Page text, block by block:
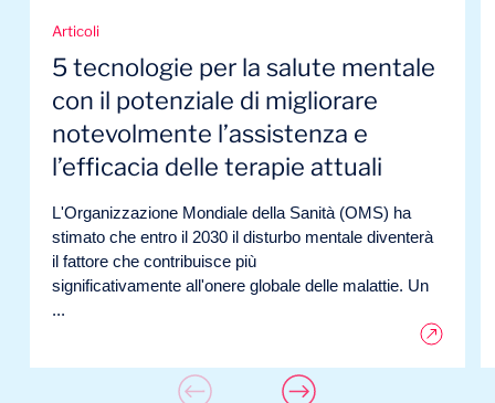
Articoli
5 tecnologie per la salute mentale
con il potenziale di migliorare
notevolmente l’assistenza e
l’efficacia delle terapie attuali
L'Organizzazione Mondiale della Sanità (OMS) ha
stimato che entro il 2030 il disturbo mentale diventerà
il fattore che contribuisce più
significativamente all'onere globale delle malattie. Un
...